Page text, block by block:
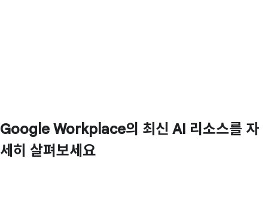
Google Workplace의 최신 AI 리소스를 자
세히 살펴보세요